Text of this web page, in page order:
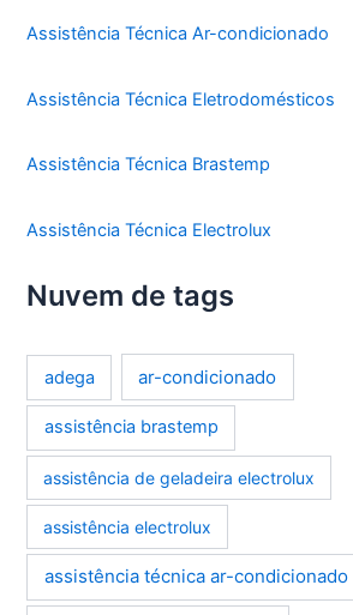
Assistência Técnica Ar-condicionado
Assistência Técnica Eletrodomésticos
Assistência Técnica Brastemp
Assistência Técnica Electrolux
Nuvem de tags
adega ar-condicionado
assistência brastemp
assistência de geladeira electrolux
assistência electrolux
assistência técnica ar-